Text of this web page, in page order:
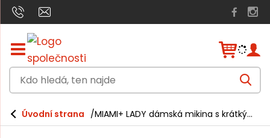
Z
o
b
a
i
t
d
o
h
V
y
e
d
Úvodní strana MIAMI+ LADY dámská mikina s krátkým zipem a stojáčkem, vel.XL, černá